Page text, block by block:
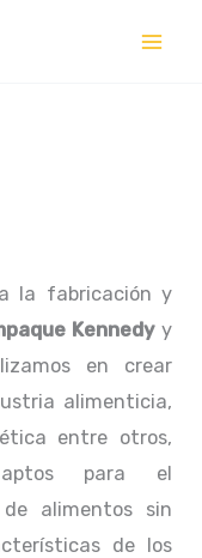
la fabricación y
Kennedyy
en crear
alimenticia,
entre otros,
para el
alimentos sin
de los